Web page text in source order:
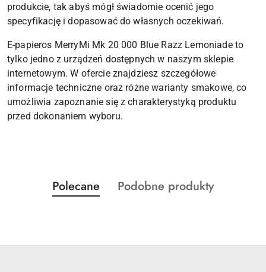
produkcie, tak abyś mógł świadomie ocenić jego
specyfikację i dopasować do własnych oczekiwań.
E-papieros MerryMi Mk 20 000 Blue Razz Lemoniade to
tylko jedno z urządzeń dostępnych w naszym sklepie
internetowym. W ofercie znajdziesz szczegółowe
informacje techniczne oraz różne warianty smakowe, co
umożliwia zapoznanie się z charakterystyką produktu
przed dokonaniem wyboru.
Pomiń karuzelę produktów
Produkty
o
Polecane
Produkty
Podobne produkty